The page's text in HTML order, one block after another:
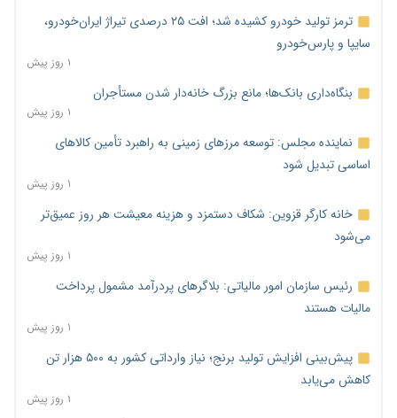
ترمز تولید خودرو کشیده شد؛ افت ۲۵ درصدی تیراژ ایران‌خودرو،
سایپا و پارس‌خودرو
۱ روز پیش
بنگاه‌داری بانک‌ها؛ مانع بزرگ خانه‌دار شدن مستأجران
۱ روز پیش
نماینده مجلس: توسعه مرزهای زمینی به راهبرد تأمین کالاهای
اساسی تبدیل شود
۱ روز پیش
خانه کارگر قزوین: شکاف دستمزد و هزینه معیشت هر روز عمیق‌تر
می‌شود
۱ روز پیش
رئیس سازمان امور مالیاتی: بلاگرهای پردرآمد مشمول پرداخت
مالیات هستند
۱ روز پیش
پیش‌بینی افزایش تولید برنج؛ نیاز وارداتی کشور به ۵۰۰ هزار تن
کاهش می‌یابد
۱ روز پیش